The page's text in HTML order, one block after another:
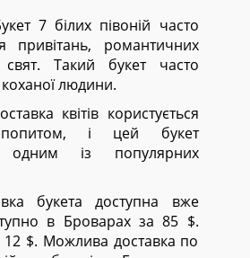
7 білих півоній часто
привітань, романтичних
Такий букет часто
людини.
квітів користується
попитом, і цей букет
одним із популярних
букета доступна вже
в Броварах за 85 $.
12 $. Можлива доставка по